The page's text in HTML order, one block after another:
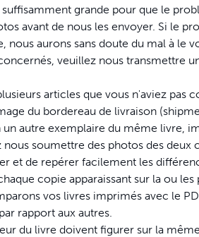
grande pour que le
avant de nous les envoyer. Si le
nous aurons sans doute du mal à le
veuillez nous transmettre
articles que vous n'aviez pas
du bordereau de livraison
un autre exemplaire du même livre,
soumettre des photos des deux
et de repérer facilement les
copie apparaissant sur la ou les
vos livres imprimés avec le
rapport aux autres.
du livre doivent figurer sur la